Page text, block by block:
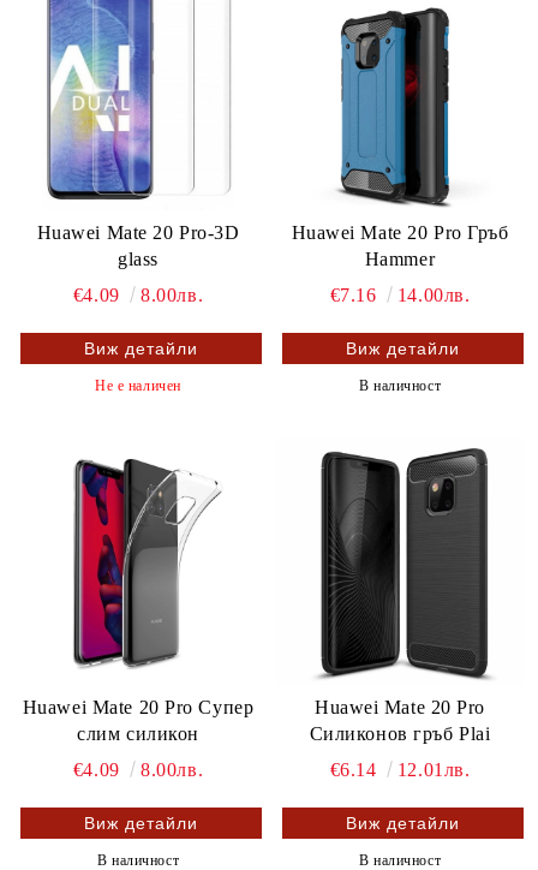
Huawei Mate 20 Pro-3D
glass
€4.09
8.00лв.
Виж детайли
Не е наличен
Huawei Mate 20 Pro Гръб
Hammer
€7.16
14.00лв.
Виж детайли
В наличност
Huawei Mate 20 Pro Супер
слим силикон
€4.09
8.00лв.
Виж детайли
В наличност
Huawei Mate 20 Pro
Силиконов гръб Plai
€6.14
12.01лв.
Виж детайли
В наличност